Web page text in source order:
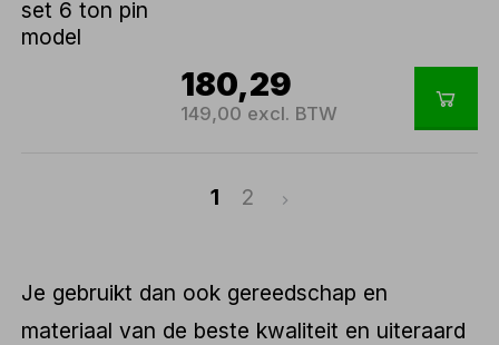
180,29
149,00 excl. BTW
1 2
Je gebruikt dan ook gereedschap en
materiaal van de beste kwaliteit en uiteraard